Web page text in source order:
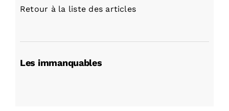
Retour à la liste des articles
Les immanquables